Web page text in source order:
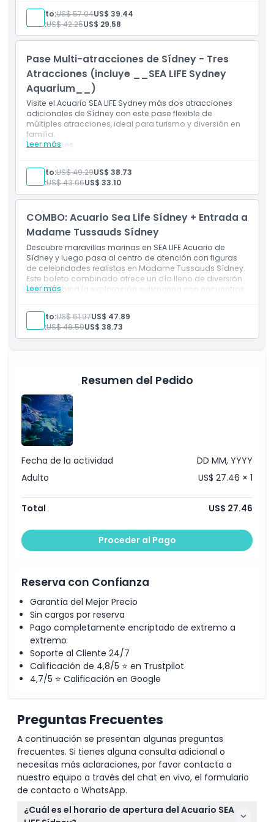
Entrada a una atracción adicional de Sídney de su
elección
Elija entre Madame Tussauds Sídney, Sydney Tower
Eye o Zoológico WILD LIFE Sídney
30 días posteriores a la entrada a SEA LIFE
Boleto combinado de atracciones conveniente en
Sídney
Adulto:US$ 57.04US$ 39.44
Niño:US$ 42.25US$ 29.58
Pase Multi-atracciones de Sídney - Tres
Atracciones (incluye __SEA LIFE Sydney
Aquarium__)
Visite el Acuario SEA LIFE Sydney más dos atracciones
adicionales de Sídney con este pase flexible de
múltiples atracciones, ideal para turismo y diversión en
familia.
Leer más
Inclusiones
Entrada a dos atracciones adicionales de Sídney
Elija entre Madame Tussauds Sídney, Sydney Tower
Eye y WILD LIFE Sydney Zoo
Visitas flexibles a atracciones dentro de los 60 días
Pase combinado de turismo en Sídney para
familias, parejas y visitantes
Adulto:US$ 49.29US$ 38.73
Niño:US$ 43.66US$ 33.10
COMBO: Acuario Sea Life Sídney + Entrada a
Madame Tussauds Sídney
Descubre maravillas marinas en SEA LIFE Acuario de
Sídney y luego pasa al centro de atención con figuras
de celebridades realistas en Madame Tussauds Sídney.
Este boleto combinado ofrece un día lleno de diversión
que combina la exploración submarina con encuentros
Leer más
Incluye
Boleto combinado de entrada a SEA LIFE Acuario de
Sídney y Madame Tussauds Sídney
Adulto:US$ 61.97US$ 47.89
Niño:US$ 48.59US$ 38.73
Resumen del Pedido
Fecha de la actividad
DD MM, YYYY
Adulto
US$ 27.46 × 1
Total US$ 27.46
Proceder al Pago
Reserva con Confianza
Garantía del Mejor Precio
Sin cargos por reserva
Pago completamente encriptado de extremo a
extremo
Soporte al Cliente 24/7
Calificación de 4,8/5 ⭐ en Trustpilot
4,7/5 ⭐ Calificación en Google
Preguntas Frecuentes
A continuación se presentan algunas preguntas
frecuentes. Si tienes alguna consulta adicional o
necesitas más aclaraciones, por favor contacta a
nuestro equipo a través del chat en vivo, el formulario
de contacto o WhatsApp.
¿Cuál es el horario de apertura del Acuario SEA